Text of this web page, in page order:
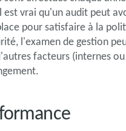
est vrai qu'un audit peut
pour satisfaire à la
l'examen de gestion
facteurs (internes